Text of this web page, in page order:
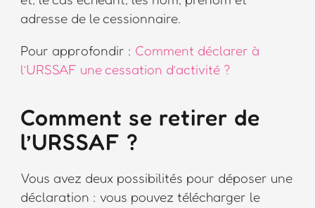
adresse de le cessionnaire.
Pour approfondir : Comment déclarer à
l’URSSAF une cessation d’activité ?
Comment se retirer de
l’URSSAF ?
Vous avez deux possibilités pour déposer une
déclaration : vous pouvez télécharger le